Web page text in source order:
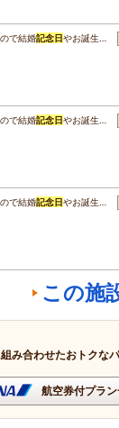
で結婚記念日やお誕生…
で結婚記念日やお誕生…
で結婚記念日やお誕生…
この施
み合わせたおトクな
航空券付プラ